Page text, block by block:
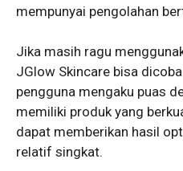
mempunyai pengolahan
Jika masih ragu
JGlow Skincare bisa
pengguna mengaku puas
memiliki produk yang
dapat memberikan hasil
relatif singkat.